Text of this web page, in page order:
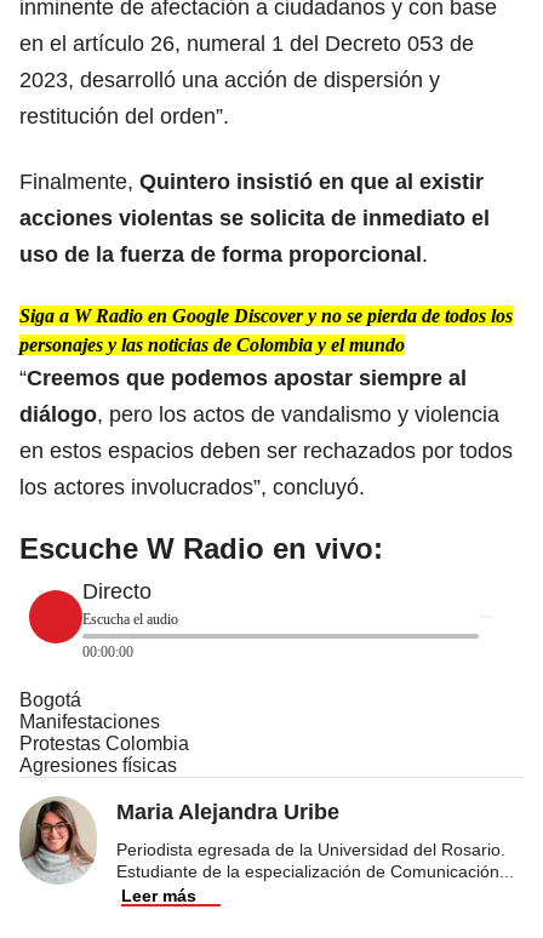
inminente de afectación a ciudadanos y con base
en el artículo 26, numeral 1 del Decreto 053 de
2023, desarrolló una acción de dispersión y
restitución del orden”.
Finalmente, Quintero insistió en que al existir
acciones violentas se solicita de inmediato el
uso de la fuerza de forma proporcional.
Siga a W Radio en Google Discover y no se pierda de todos los
personajes y las noticias de Colombia y el mundo
“Creemos que podemos apostar siempre al
diálogo, pero los actos de vandalismo y violencia
en estos espacios deben ser rechazados por todos
los actores involucrados”, concluyó.
Escuche W Radio en vivo:
Directo
Escucha el audio
00:00:00
Bogotá
Manifestaciones
Protestas Colombia
Agresiones físicas
Maria Alejandra Uribe
Periodista egresada de la Universidad del Rosario.
Estudiante de la especialización de Comunicación
Leer más